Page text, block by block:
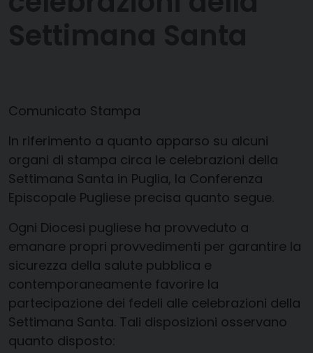
Comunicato Stampa
In riferimento a quanto apparso su alcuni
organi di stampa circa le celebrazioni della
Settimana Santa in Puglia, la Conferenza
Episcopale Pugliese precisa quanto segue.
Ogni Diocesi pugliese ha provveduto a
emanare propri provvedimenti per garantire la
sicurezza della salute pubblica e
contemporaneamente favorire la
partecipazione dei fedeli alle celebrazioni della
Settimana Santa. Tali disposizioni osservano
quanto disposto: